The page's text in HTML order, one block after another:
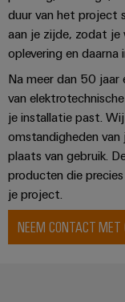
duur van het project
aan je zijde, zodat
oplevering en daarna
Na meer dan 50 jaar
van
je installatie past.
omstandigheden van
plaats van gebruik.
producten die
je project.
NEEM CONTACT MET